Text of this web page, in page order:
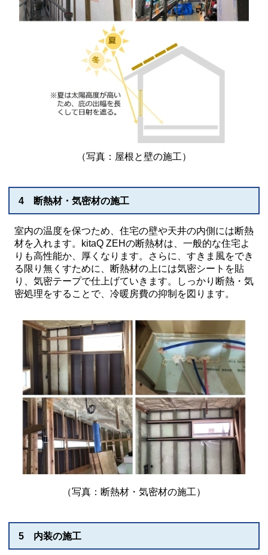
（写真：屋根と壁の施工）
4 断熱材・気密材の施工
室内の温度を保つため、住宅の壁や天井の内側には断熱
材を入れます。kitaQ ZEHの断熱材は、一般的な住宅よ
りも高性能か、厚くなります。さらに、すきま風をでき
る限り無くすために、断熱材の上には気密シートを貼
り、気密テープで仕上げていきます。しっかり断熱・気
密処理をすることで、冷暖房費の抑制を図ります。
（写真：断熱材・気密材の施工）
5 内装の施工